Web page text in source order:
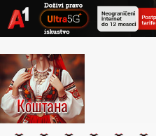
content